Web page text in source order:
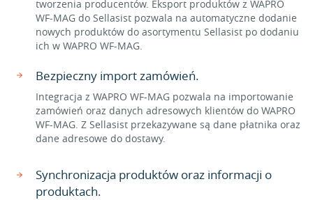
tworzenia producentów. Eksport produktów z WAPRO
WF-MAG do Sellasist pozwala na automatyczne dodanie
nowych produktów do asortymentu Sellasist po dodaniu
ich w WAPRO WF-MAG.
Bezpieczny import zamówień.
Integracja z WAPRO WF-MAG pozwala na importowanie
zamówień oraz danych adresowych klientów do WAPRO
WF-MAG. Z Sellasist przekazywane są dane płatnika oraz
dane adresowe do dostawy.
Synchronizacja produktów oraz informacji o
produktach.